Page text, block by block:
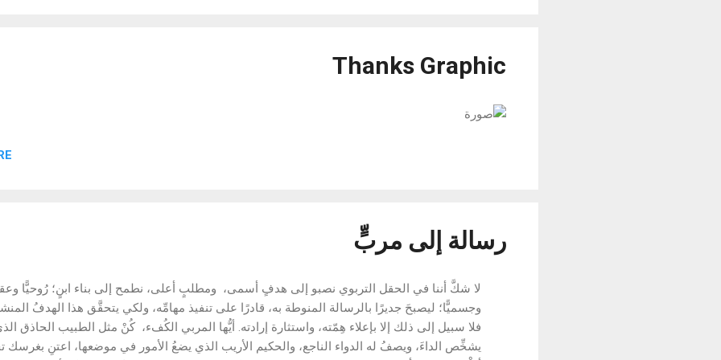
Thanks Graphic
"
رسالة إلى مربٍّ
لا شكَّ أننا في الحقل التربوي نصبو إلى هدفٍ أسمى، ومطلبٍ أعلى، نطمح إلى بناء ابنٍ؛ رُوحيًّا
وجسميًّا؛ ليصبحَ جديرًا بالرسالة المنوطة به، قادرًا على تنفيذ مهامِّه، ولكي يتحقَّق هذا الهدفُ
فلا سبيل إلى ذلك إلا بإعلاء هِمّته، واستثارة إرادته. أيُّها المربي الكُفء، كُنْ مثل الطبيب الحاذق
يشخِّص الداءَ، ويصفُ له الدواء الناجع، والحكيم الأريب الذي يضعُ الأمور في موضعها، اعتنِ بغرسك